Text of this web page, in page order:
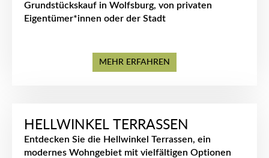
Grundstückskauf in Wolfsburg, von privaten
Eigentümer*innen oder der Stadt
MEHR ERFAHREN
HELLWINKEL TERRASSEN
Entdecken Sie die Hellwinkel Terrassen, ein
modernes Wohngebiet mit vielfältigen Optionen